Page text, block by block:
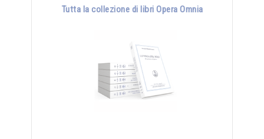
Tutta la collezione di libri Opera Omnia